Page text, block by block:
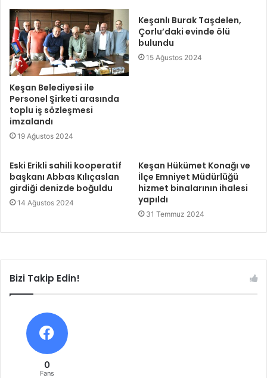
Keşan Belediyesi ile
Personel Şirketi arasında
toplu iş sözleşmesi
imzalandı
19 Ağustos 2024
Keşanlı Burak Taşdelen,
Çorlu’daki evinde ölü
bulundu
15 Ağustos 2024
Eski Erikli sahili kooperatif
başkanı Abbas Kılıçaslan
girdiği denizde boğuldu
14 Ağustos 2024
Keşan Hükümet Konağı ve
İlçe Emniyet Müdürlüğü
hizmet binalarının ihalesi
yapıldı
31 Temmuz 2024
Bizi Takip Edin!
0
Fans